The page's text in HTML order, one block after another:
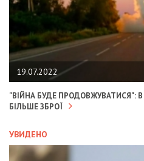
19.07.2022
"ВІЙНА БУДЕ ПРОДОВЖУВАТИСЯ": В
БІЛЬШЕ ЗБРОЇ
УВИДЕНО